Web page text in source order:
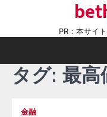
content
PR：本サイ
タグ: 最高
金融